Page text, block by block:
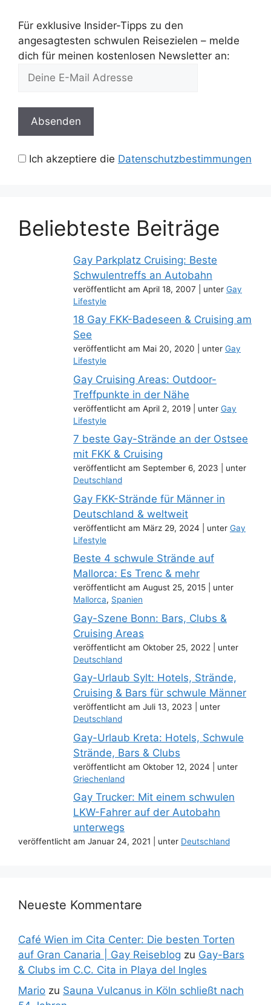
Für exklusive Insider-Tipps zu den
angesagtesten schwulen Reisezielen – melde
dich für meinen kostenlosen Newsletter an:
Ich akzeptiere die Datenschutzbestimmungen
Beliebteste Beiträge
Gay Parkplatz Cruising: Beste
Schwulentreffs an Autobahn
veröffentlicht am April 18, 2007 unter Gay
Lifestyle
18 Gay FKK-Badeseen & Cruising am
See
veröffentlicht am Mai 20, 2020 unter Gay
Lifestyle
Gay Cruising Areas: Outdoor-
Treffpunkte in der Nähe
veröffentlicht am April 2, 2019 unter Gay
Lifestyle
7 beste Gay-Strände an der Ostsee
mit FKK & Cruising
veröffentlicht am September 6, 2023
unter
Deutschland
Gay FKK-Strände für Männer in
Deutschland & weltweit
veröffentlicht am März 29, 2024 unter Gay
Lifestyle
Beste 4 schwule Strände auf
Mallorca: Es Trenc & mehr
veröffentlicht am August 25, 2015
unter
Mallorca, Spanien
Gay-Szene Bonn: Bars, Clubs &
Cruising Areas
veröffentlicht am Oktober 25, 2022
unter
Deutschland
Gay-Urlaub Sylt: Hotels, Strände,
Cruising & Bars für schwule Männer
veröffentlicht am Juli 13, 2023
unter
Deutschland
Gay-Urlaub Kreta: Hotels, Schwule
Strände, Bars & Clubs
veröffentlicht am Oktober 12, 2024
unter
Griechenland
Gay Trucker: Mit einem schwulen
LKW-Fahrer auf der Autobahn
unterwegs
veröffentlicht am Januar 24, 2021 unter Deutschland
Neueste Kommentare
Café Wien im Cita Center: Die besten Torten
auf Gran Canaria | Gay Reiseblog zu Gay-Bars
& Clubs im C.C. Cita in Playa del Ingles
Mario zu Sauna Vulcanus in Köln schließt nach